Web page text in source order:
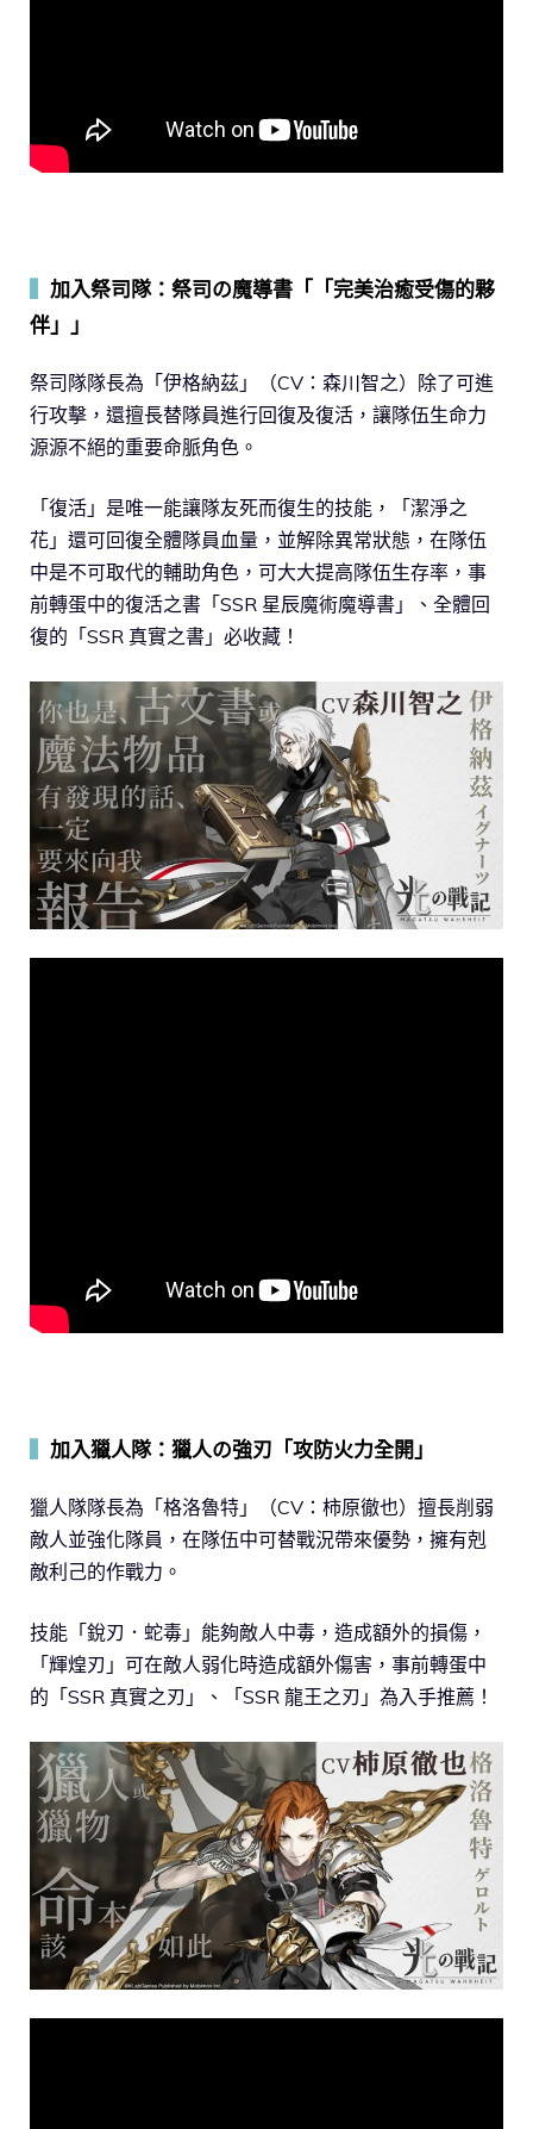
加入祭司隊：祭司の魔導書「「完美治癒受傷的夥
伴」」
祭司隊隊長為「伊格納茲」（CV：森川智之）除了可進
行攻擊，還擅長替隊員進行回復及復活，讓隊伍生命力
源源不絕的重要命脈角色。
「復活」是唯一能讓隊友死而復生的技能，「潔淨之
花」還可回復全體隊員血量，並解除異常狀態，在隊伍
中是不可取代的輔助角色，可大大提高隊伍生存率，事
前轉蛋中的復活之書「SSR 星辰魔術魔導書」、全體回
復的「SSR 真實之書」必收藏！
加入獵人隊：獵人の強刃「攻防火力全開」
獵人隊隊長為「格洛魯特」（CV：柿原徹也）擅長削弱
敵人並強化隊員，在隊伍中可替戰況帶來優勢，擁有剋
敵利己的作戰力。
技能「銳刃．蛇毒」能夠敵人中毒，造成額外的損傷，
「輝煌刃」可在敵人弱化時造成額外傷害，事前轉蛋中
的「SSR 真實之刃」、「SSR 龍王之刃」為入手推薦！